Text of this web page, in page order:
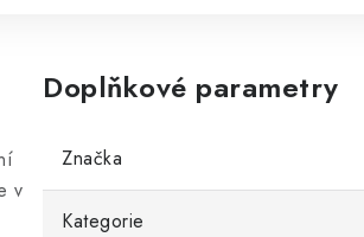
v
Doplňkové parametry
Značka
Kategorie